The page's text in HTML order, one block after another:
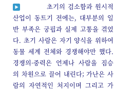
초기의 검소함과 원시적
산업이 동트기 전에는, 대부분의 일
반 부족은 궁핍과 실제 고통을 겪었
다. 초기 사람은 자기 양식을 위하여
동물 세계 전체와 경쟁해야만 했다.
경쟁의-중력은 언제나 사람을 짐승
의 차원으로 끌어 내린다; 가난은 사
람의 자연적인 처지이며 그리고 가